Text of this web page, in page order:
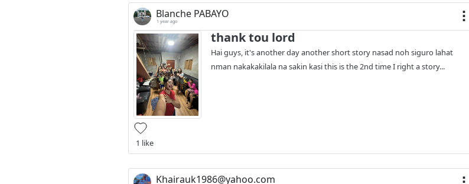
Blanche PABAYO
1 year ago
thank tou lord
Hai guys, it's another day another short story nasad noh siguro lahat
nman nakakakilala na sakin kasi this is the 2nd time I right a story...
1 like
Khairauk1986@yahoo.com